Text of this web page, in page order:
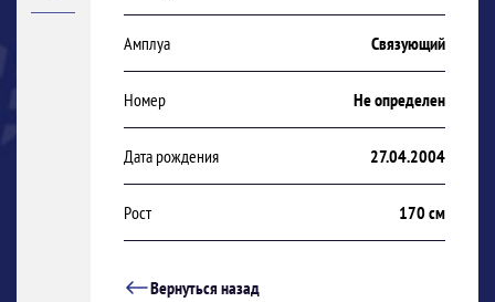
Амплуа Связующий
Номер Не определен
Дата рождения 27.04.2004
Рост 170 см
Вернуться назад